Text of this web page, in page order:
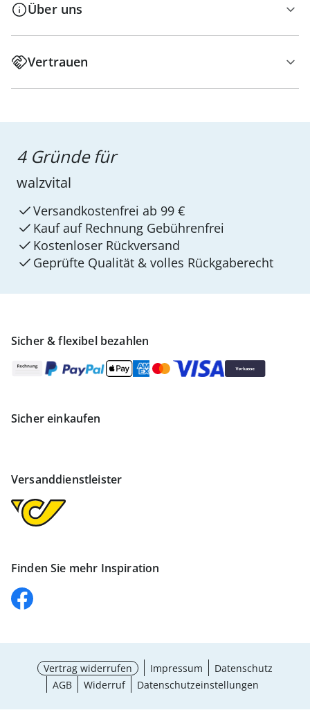
Über uns
Vertrauen
Sicher & flexibel bezahlen
Sicher einkaufen
Versanddienstleister
Finden Sie mehr Inspiration
4 Gründe für
walzvital
Versandkostenfrei ab 99 €
Kauf auf Rechnung Gebührenfrei
Kostenloser Rückversand
Geprüfte Qualität & volles Rückgaberecht
Vertrag widerrufen Impressum
Datenschutz
AGB
Widerruf Datenschutzeinstellungen